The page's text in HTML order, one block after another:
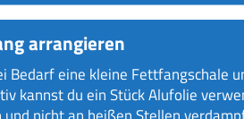
arrangieren
Bedarf eine kleine Fettfangschale
kannst du ein Stück Alufolie